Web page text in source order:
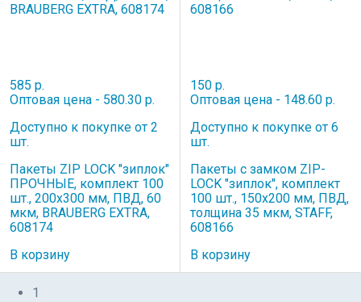
585 р.
Оптовая цена - 580.30 р.
Доступно к покупке от 2
шт.
Пакеты ZIP LOCK "зиплок"
ПРОЧНЫЕ, комплект 100
шт., 200х300 мм, ПВД, 60
мкм, BRAUBERG EXTRA,
608174
В корзину
150 р.
Оптовая цена - 148.60 р.
Доступно к покупке от 6
шт.
Пакеты с замком ZIP-
LOCK "зиплок", комплект
100 шт., 150х200 мм, ПВД,
толщина 35 мкм, STAFF,
608166
В корзину
1